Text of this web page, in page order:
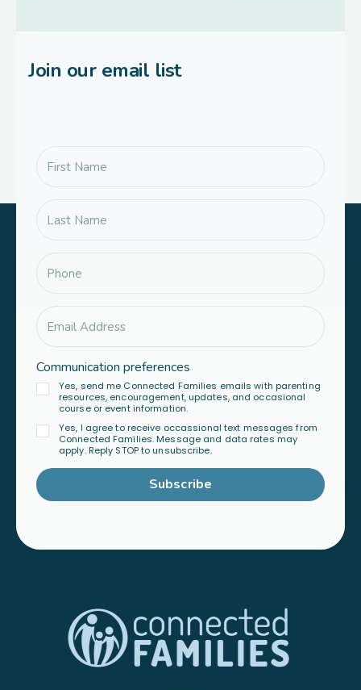
Join our email list
Communication preferences
Yes, send me Connected Families emails with parenting
resources, encouragement, updates, and occasional
course or event information.
Yes, I agree to receive occassional text messages from
Connected Families. Message and data rates may
apply. Reply STOP to unsubscribe.
Subscribe